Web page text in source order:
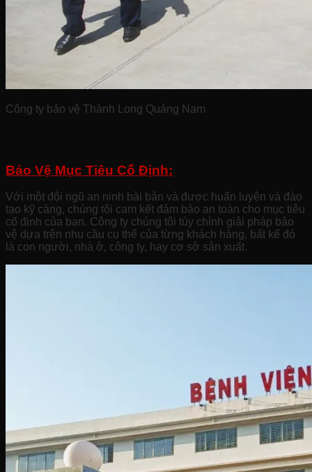
Công ty bảo vệ Thành Long Quảng Nam
Bảo Vệ Mục Tiêu Cố Định:
Với một đội ngũ an ninh bài bản và được huấn luyện và đào
tạo kỹ càng, chúng tôi cam kết đảm bảo an toàn cho mục tiêu
cố định của bạn. Công ty chúng tôi tùy chỉnh giải pháp bảo
vệ dựa trên nhu cầu cụ thể của từng khách hàng, bất kể đó
là con người, nhà ở, công ty, hay cơ sở sản xuất.